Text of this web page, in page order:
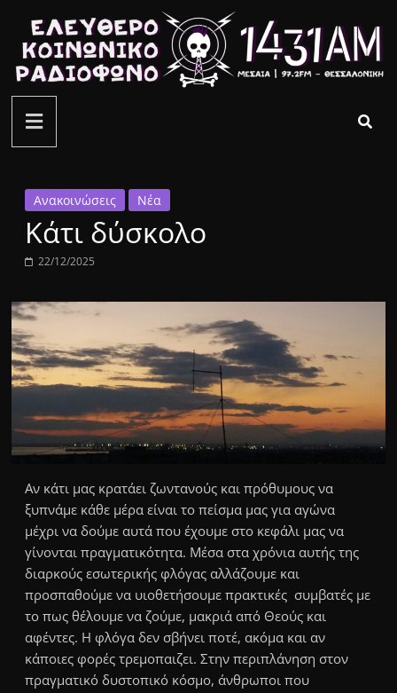
περιεχόμενο
ελεύθερο
κοινωνικό
ραδιόφωνο
1431AM
Ανακοινώσεις Νέα
Κάτι δύσκολο
22/12/2025
Αν κάτι μας κρατάει ζωντανούς και πρόθυμους να
ξυπνάμε κάθε μέρα είναι το πείσμα μας για αγώνα
μέχρι να δούμε αυτά που έχουμε στο κεφάλι μας να
γίνονται πραγματικότητα. Μέσα στα χρόνια αυτής της
διαρκούς εσωτερικής φλόγας αλλάζουμε και
προσπαθούμε να υιοθετήσουμε πρακτικές συμβατές με
το πως θέλουμε να ζούμε, μακριά από Θεούς και
αφέντες. Η φλόγα δεν σβήνει ποτέ, ακόμα και αν
κάποιες φορές τρεμοπαιζει. Στην περιπλάνηση στον
πραγματικό δυστοπικό κόσμο, άνθρωποι που